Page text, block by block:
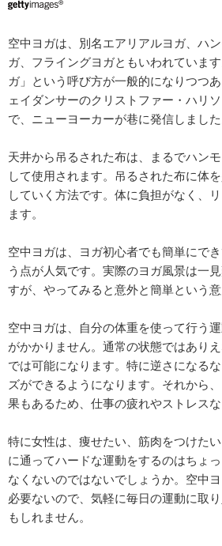
空中ヨガは、別名エアリアルヨガ、ハ
ガ、フライングヨガともいわれていま
ガ」という呼び方が一般的になりつつ
ェイダンサーのクリストファー・ハリ
で、ニューヨーカーが巷に発信しました
天井から吊るされた布は、まるでハン
して使用されます。吊るされた布に体
していく方法です。体に負担がなく、
ます。
空中ヨガは、ヨガ初心者でも簡単にで
う点が人気です。実際のヨガ風景は一
すが、やってみると意外と簡単という意
空中ヨガは、自分の体重を使って行う
がかかりません。通常の状態ではあり
では可能になります。特に逆さになる
ズができるようになります。それから
果もあるため、仕事の疲れやストレスな
特に女性は、痩せたい、筋肉をつけた
に通ってハードな運動をするのはちょ
なくないのではないでしょうか。空中
必要ないので、気軽に毎日の運動に取
もしれません。